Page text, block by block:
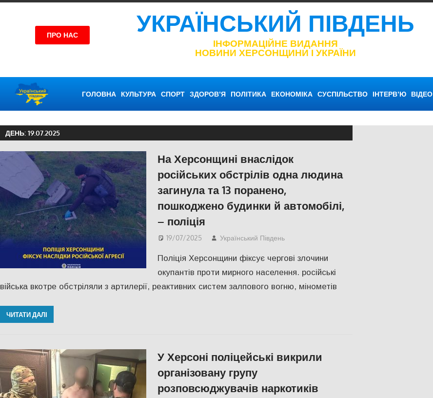
ПРО НАС УКРАЇНСЬКИЙ ПІВДЕНЬ
ІНФОРМАЦІЙНЕ ВИДАННЯ
НОВИНИ ХЕРСОНЩИНИ І УКРАЇНИ
ГОЛОВНА КУЛЬТУРА СПОРТ ЗДОРОВ’Я ПОЛІТИКА ЕКОНОМІКА СУСПІЛЬСТВО ІНТЕРВ’Ю ВІДЕО
ДЕНЬ:19.07.2025
На Херсонщині внаслідок
російських обстрілів одна людина
загинула та 13 поранено,
пошкоджено будинки й автомобілі,
– поліція
19/07/2025 Український Південь
Поліція Херсонщини фіксує чергові злочини
окупантів проти мирного населення. російські
війська вкотре обстріляли з артилерії, реактивних систем залпового вогню, мінометів
ЧИТАТИ ДАЛІ
У Херсоні поліцейські викрили
організовану групу
розповсюджувачів наркотиків